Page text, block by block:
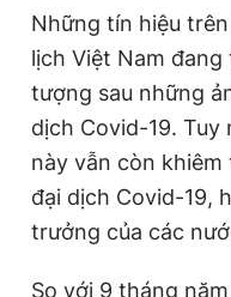
Những tín hiệu
lịch Việt Nam
tượng sau những
dịch Covid-19. Tuy
này vẫn còn
đại dịch Covid-19,
trưởng của các
So với 9 tháng